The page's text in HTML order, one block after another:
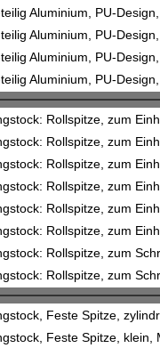
Aluminium, PU-
Aluminium, PU-
Aluminium, PU-
Aluminium, PU-
Rollspitze, zum
Rollspitze, zum
Rollspitze, zum
Rollspitze, zum
Rollspitze, zum
Rollspitze, zum
Rollspitze, zum
Rollspitze, zum
Feste Spitze,
Feste Spitze, klein,